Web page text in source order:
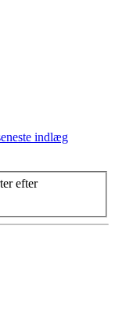
indlæg
efter